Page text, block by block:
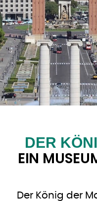
DER
EIN
Der König der